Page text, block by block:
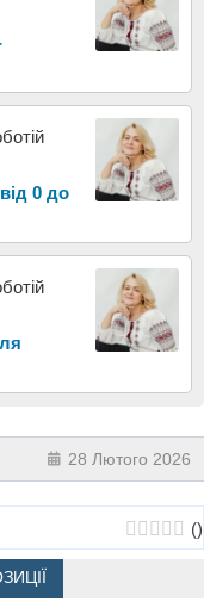
0 до
28 Лютого 2026
()